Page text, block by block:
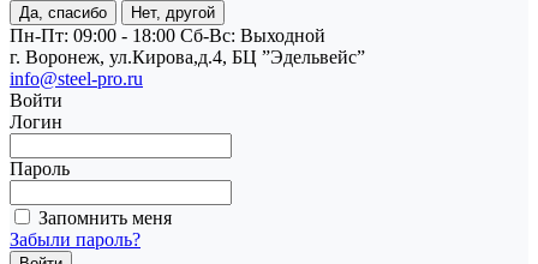
Да, спасибо Нет, другой
Пн-Пт: 09:00 - 18:00 Cб-Вс: Выходной
г. Воронеж, ул.Кирова,д.4, БЦ ”Эдельвейс”
info@steel-pro.ru
Войти
Логин
Пароль
Запомнить меня
Забыли пароль?